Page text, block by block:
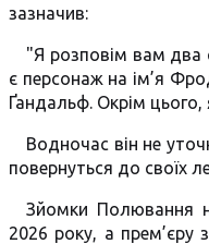
зазначив:
"Я розповім вам два
є персонаж на ім’я
Ґандальф. Окрім
Водночас він не
повернуться до своїх
Зйомки Полювання
2026 року, а прем’єру